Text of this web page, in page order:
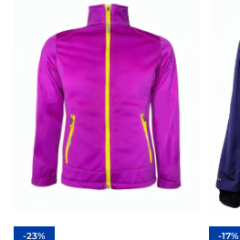
-23% -17%